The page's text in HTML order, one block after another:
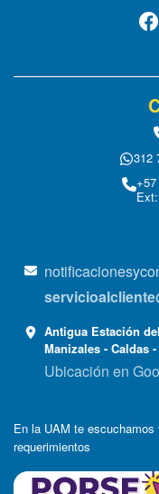
312
Antigua Estación
Manizales - Caldas
Ubicación en
En la UAM te
requerimientos